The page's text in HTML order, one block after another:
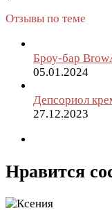
Отзывы по теме
Броу-бар
05.01.2024
Депсориол
27.12.2023
Нравится